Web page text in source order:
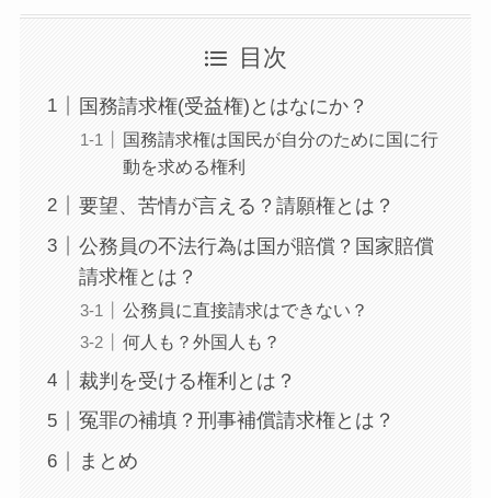
目次
国務請求権(受益権)とはなにか？
国務請求権は国民が自分のために国に行
動を求める権利
要望、苦情が言える？請願権とは？
公務員の不法行為は国が賠償？国家賠償
請求権とは？
公務員に直接請求はできない？
何人も？外国人も？
裁判を受ける権利とは？
冤罪の補填？刑事補償請求権とは？
まとめ